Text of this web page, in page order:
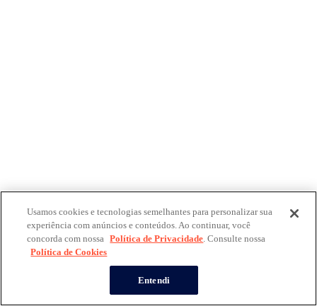
Usamos cookies e tecnologias semelhantes para personalizar sua
experiência com anúncios e conteúdos. Ao continuar, você
concorda com nossa Política de Privacidade. Consulte nossa
Política de Cookies
Entendi